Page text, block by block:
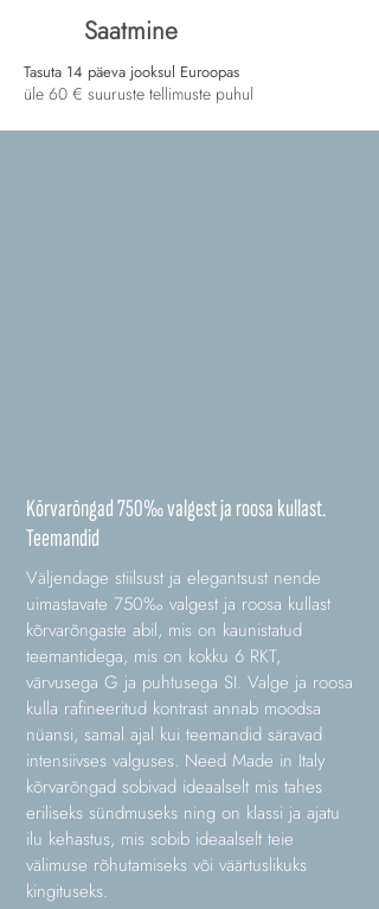
Saatmine
Tasuta 14 päeva jooksul Euroopas
üle 60 € suuruste tellimuste puhul
Kõrvarõngad 750‰ valgest ja roosa kullast.
Teemandid
Väljendage stiilsust ja elegantsust nende
uimastavate 750‰ valgest ja roosa kullast
kõrvarõngaste abil, mis on kaunistatud
teemantidega, mis on kokku 6 RKT,
värvusega G ja puhtusega SI. Valge ja roosa
kulla rafineeritud kontrast annab moodsa
nüansi, samal ajal kui teemandid säravad
intensiivses valguses. Need Made in Italy
kõrvarõngad sobivad ideaalselt mis tahes
eriliseks sündmuseks ning on klassi ja ajatu
ilu kehastus, mis sobib ideaalselt teie
välimuse rõhutamiseks või väärtuslikuks
kingituseks.